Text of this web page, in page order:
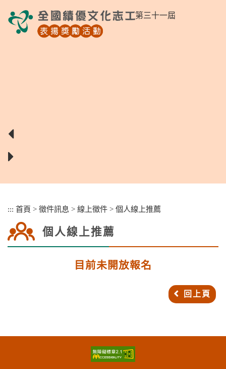
第三十一屆
::: 首頁 > 徵件訊息 > 線上徵件 > 個人線上推薦
個人線上推薦
目前未開放報名
回上頁